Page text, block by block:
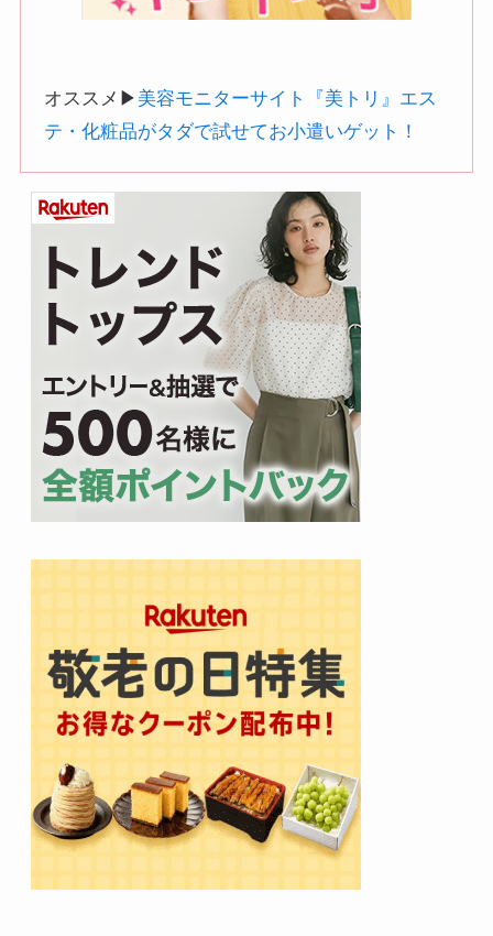
オススメ▶︎ 美容モニターサイト『美トリ』エス
テ・化粧品がタダで試せてお小遣いゲット！